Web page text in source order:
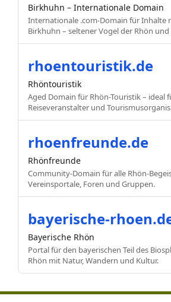
Birkhuhn – Internationale Domain
Internationale .com-Domain für Inhalte
Birkhuhn – seltener Vogel der Rhön
rhoentouristik.de
Rhöntouristik
Aged Domain für Rhön-Touristik – ideal
Reiseveranstalter und
rhoenfreunde.de
Rhönfreunde
Community-Domain für alle Rhön-
Vereinsportale, Foren und Gruppen.
bayerische-
Bayerische Rhön
Portal für den bayerischen Teil des
Rhön mit Natur, Wandern und Kultur.